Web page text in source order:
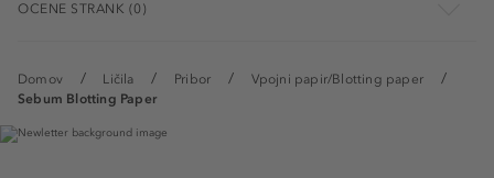
Domov Ličila Pribor
Vpojni papir/Blotting paper
Sebum Blotting Paper
OCENE STRANK (0)